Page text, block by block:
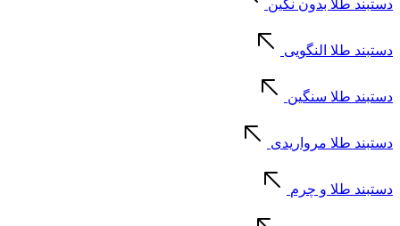
دستبند طلا بدون نگین
دستبند طلا النگویی
دستبند طلا سنگین
دستبند طلا مرواریدی
دستبند طلا و چرم